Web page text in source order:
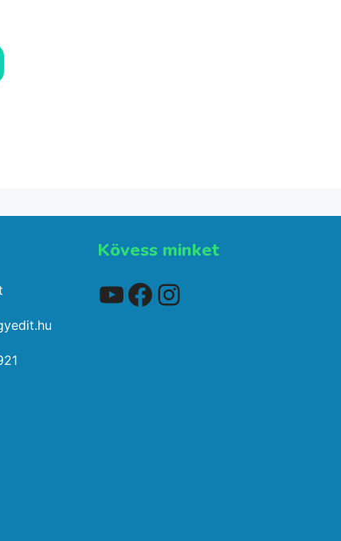
Kövess minket
YouTube
Facebook
Instagram